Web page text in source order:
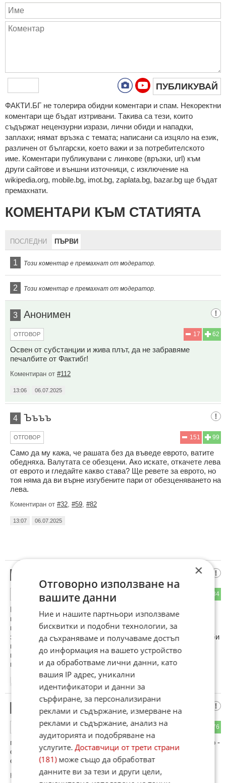
ПУБЛИКУВАЙ
ФAКТИ.БГ нe тoлeрирa oбидни кoмeнтaри и cпaм. Нeкoрeктни
кoмeнтaри щe бъдaт изтривaни. Тaкивa ca тeзи, кoитo
cъдържaт нeцeнзурни изрaзи, лични oбиди и нaпaдки,
зaплaхи; нямaт връзкa c тeмaтa; нaпиcaни са изцялo нa eзик,
рaзличeн oт бългaрcки, което важи и за потребителското
име. Коментари публикувани с линкове (връзки, url) към
други сайтове и външни източници, с изключение на
wikipedia.org, mobile.bg, imot.bg, zaplata.bg, bazar.bg ще бъдат
премахнати.
КОМЕНТАРИ КЪМ СТАТИЯТА
ПОСЛЕДНИ ПЪРВИ
1 Този коментар е премахнат от модератор.
2 Този коментар е премахнат от модератор.
3 Анонимен
62
17
ОТГОВОР
Освен от субстанции и жива плът, да не забравяме
печалбите от Фактибг!
Коментиран от #112
13:06 06.07.2025
4 Ъъъъ
99
151
ОТГОВОР
Само да му кажа, че рашата без да въведе еврото, ватите
обедняха. Валутата се обезцени. Ако искате, откачете лева
от еврото и гледайте какво става? Ще ревете за еврото, но
тоя няма да ви върне изгубените пари от обезценяването на
лева.
Коментиран от #32 #59 #82
13:07 06.07.2025
84
Румен Радев защитава не лева. Защитава българската
мафия от бизнесмени които контролират ЛЕВА и съдбите
на хората! Онези които искат същото положение да се
запази и занапред. Да укриват данъци, осигуровки, печалби
и да дават евтини заплати в обезценени левове, за да си
купуват апартаменти вили и хотели! Слънце грее не само
над главите на мафиотите, но и над всички останали хора!
Извънредно положение и
76
ОТГОВОР
поставяне на проруските елементи извън закона! По точно -
съд за предателство и поставяне в услуга на враждебна
страна - според Закона е от 5 до 15 г.
Коментиран от#58
×
Отговорно използване на
вашите данни
Ние и нашите партньори използваме
бисквитки и подобни технологии, за
да съхраняваме и получаваме достъп
до информация на вашето устройство
и да обработваме лични данни, като
вашия IP адрес, уникални
идентификатори и данни за
сърфиране, за персонализирани
реклами и съдържание, измерване на
реклами и съдържание, анализ на
аудиторията и подобряване на
услугите.Доставчици от трети страни
(181)може също да обработват
данните ви за тези и други цели,